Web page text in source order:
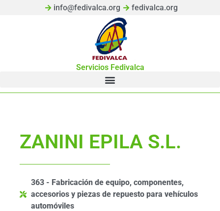
info@fedivalca.org fedivalca.org
Servicios Fedivalca
ZANINI EPILA S.L.
363 - Fabricación de equipo, componentes,
accesorios y piezas de repuesto para vehículos
automóviles